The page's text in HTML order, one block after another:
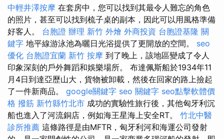
中輕井澤按摩 在套房中，您可以找到其最令人難忘的角色
的照片，甚至可以找到梳子桌的副本，因此可以用風格準備
好客人。 台胞證 辦理 新竹 外燴 外商投資 台胞證基隆 關
鍵字 地平線游泳池為曬日光浴提供了更開放的空間。 seo
優化 台胞證宜蘭 新竹 按摩 到了晚上，該地區變成了令人
印象深刻的戶外舞蹈和娛樂場所。 布達佩斯船於1934年11
月4日到達亞歷山大，貨物被卸載，然後在回家的路上撿起
了一件新商品。 google關鍵字 seo 關鍵字 seo點擊軟體價
格 撥筋 新竹縣竹北市 成功的實驗性旅行後，其他匈牙利沉
船也進入了河流銅店，例如海王星海上安全RT。 竹北中醫
診所推薦 這條路徑是由MFTR，匈牙利河和海運公司發射